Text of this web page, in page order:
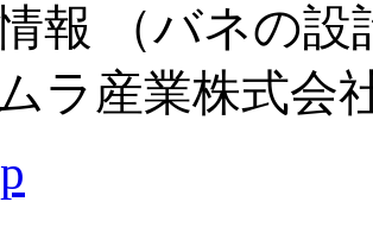
報 （バネの設
ムラ産業株式会